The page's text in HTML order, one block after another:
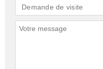
Demande
*
Demande de visite
Commentaires